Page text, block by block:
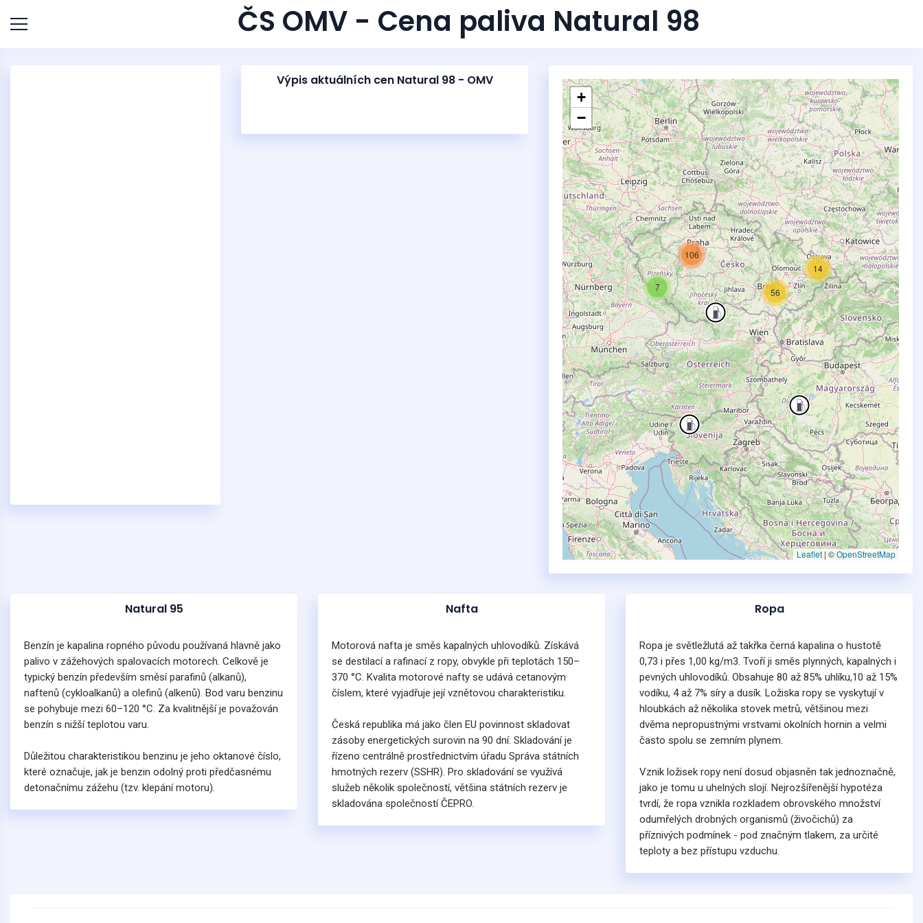
ČS OMV - Cena paliva Natural 98
Výpis aktuálních cen Natural 98 - OMV
14
7
56
106
+
−
Leaflet | ©OpenStreetMap
Natural 95
Benzín je kapalina ropného původu používaná hlavně jako
palivo v zážehových spalovacích motorech. Celkově je
typický benzín především směsí parafinů (alkanů),
naftenů (cykloalkanů) a olefinů (alkenů). Bod varu benzinu
se pohybuje mezi 60–120 °C. Za kvalitnější je považován
benzín s nižší teplotou varu.
Důležitou charakteristikou benzinu je jeho oktanové číslo,
které označuje, jak je benzin odolný proti předčasnému
detonačnímu zážehu (tzv. klepání motoru).
Nafta
Motorová nafta je směs kapalných uhlovodíků. Získává
se destilací a rafinací z ropy, obvykle při teplotách 150–
370 °C. Kvalita motorové nafty se udává cetanovým
číslem, které vyjadřuje její vznětovou charakteristiku.
Česká republika má jako člen EU povinnost skladovat
zásoby energetických surovin na 90 dní. Skladování je
řízeno centrálně prostřednictvím úřadu Správa státních
hmotných rezerv (SSHR). Pro skladování se využívá
služeb několik společností, většina státních rezerv je
skladována společností ČEPRO.
Ropa
Ropa je světležlutá až takřka černá kapalina o hustotě
0,73 i přes 1,00 kg/m3. Tvoří ji směs plynných, kapalných i
pevných uhlovodíků. Obsahuje 80 až 85% uhlíku,10 až 15%
vodíku, 4 až 7% síry a dusík. Ložiska ropy se vyskytují v
hloubkách až několika stovek metrů, většinou mezi
dvěma nepropustnými vrstvami okolních hornin a velmi
často spolu se zemním plynem.
Vznik ložisek ropy není dosud objasněn tak jednoznačně,
jako je tomu u uhelných slojí. Nejrozšířenější hypotéza
tvrdí, že ropa vznikla rozkladem obrovského množství
odumřelých drobných organismů (živočichů) za
příznivých podmínek - pod značným tlakem, za určité
teploty a bez přístupu vzduchu.